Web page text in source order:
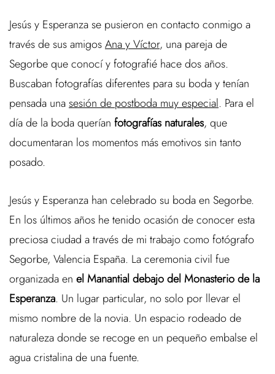
Jesús y Esperanza se pusieron en contacto conmigo a
través de sus amigosAna y Víctor, una pareja de
Segorbe que conocí y fotografié hace dos años.
Buscaban fotografías diferentes para su boda y tenían
pensada unasesión de postboda muy especial. Para el
día de la boda querían fotografías naturales, que
documentaran los momentos más emotivos sin tanto
posado.
Jesús y Esperanza han celebrado su boda en Segorbe.
En los últimos años he tenido ocasión de conocer esta
preciosa ciudad a través de mi trabajo como fotógrafo
Segorbe, Valencia España. La ceremonia civil fue
organizada en el Manantial debajo del Monasterio de la
Esperanza. Un lugar particular, no solo por llevar el
mismo nombre de la novia. Un espacio rodeado de
naturaleza donde se recoge en un pequeño embalse el
agua cristalina de una fuente.